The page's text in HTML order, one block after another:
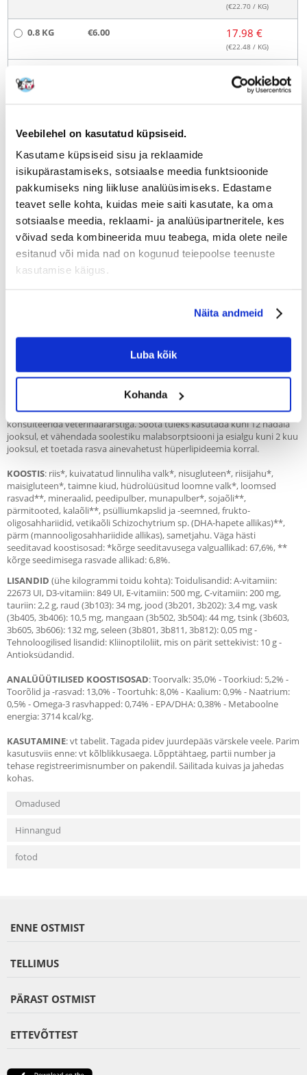
Veebilehel on kasutatud küpsiseid.
Kasutame küpsiseid sisu ja reklaamide
isikupärastamiseks, sotsiaalse meedia funktsioonide
pakkumiseks ning liikluse analüüsimiseks. Edastame
teavet selle kohta, kuidas meie saiti kasutate, ka oma
sotsiaalse meedia, reklaami- ja analüüsipartneritele, kes
võivad seda kombineerida muu teabega, mida olete neile
esitanud või mida nad on kogunud teiepoolse teenuste
kasutamise käigus.
Näita andmeid
Luba kõik
Kohanda
(€22.70 / KG)
0.8 KG €6.00 17.98 €
(€22.48 / KG)
29.73 €
(€14.87/ KG)
4 KG TASUTA KOHALETOIMETAMINE
4.8 KG TASUTA KOHALETOIMETAMINE 107.88 €
SAADAME 48 TUNNI JOOKSUL
Meie klientide fotodMeie klientide fotod
ROYAL CANIN GASTROINTESTINAL MODERATE CALORIEkuivtoit on
täisteratoit kassidele, mis on koostatud soolestiku imendumishäirete
vähendamiseks ja rasva ainevahetuse toetamiseks hüperlipideemia
korral. Kõrge seeditavusega toit, mille naatrium- ja kaaliumisisaldus on
SOOVITUSED: Enne kasutamist või pikaajalist kasutamist on soovitatav
konsulteerida veterinaararstiga. Sööta tuleks kasutada kuni 12 nädala
jooksul, et vähendada soolestiku malabsorptsiooni ja esialgu kuni 2 kuu
jooksul, et toetada rasva ainevahetust hüperlipideemia korral.
KOOSTIS: riis*, kuivatatud linnuliha valk*, nisugluteen*, riisijahu*,
maisigluteen*, taimne kiud, hüdrolüüsitud loomne valk*, loomsed
rasvad**, mineraalid, peedipulber, munapulber*, sojaõli**,
pärmitooted, kalaõli**, psülliumkapslid ja -seemned, frukto-
oligosahhariidid, vetikaõli Schizochytrium sp. (DHA-hapete allikas)**,
pärm (mannooligosahhariidide allikas), sametjahu. Väga hästi
seeditavad koostisosad: *kõrge seeditavusega valguallikad: 67,6%, **
kõrge seedimisega rasvade allikad: 6,8%.
LISANDID (ühe kilogrammi toidu kohta): Toidulisandid: A-vitamiin:
22673 UI, D3-vitamiin: 849 UI, E-vitamiin: 500 mg, C-vitamiin: 200 mg,
tauriin: 2,2 g, raud (3b103): 34 mg, jood (3b201, 3b202): 3,4 mg, vask
(3b405, 3b406): 10,5 mg, mangaan (3b502, 3b504): 44 mg, tsink (3b603,
3b605, 3b606): 132 mg, seleen (3b801, 3b811, 3b812): 0,05 mg -
Tehnoloogilised lisandid: Kliinoptiloliit, mis on pärit settekivist: 10 g -
Antioksüdandid.
ANALÜÜÜTILISED KOOSTISOSAD: Toorvalk: 35,0% - Toorkiud: 5,2% -
Toorõlid ja -rasvad: 13,0% - Toortuhk: 8,0% - Kaalium: 0,9% - Naatrium:
0,5% - Omega-3 rasvhapped: 0,74% - EPA/DHA: 0,38% - Metaboolne
energia: 3714 kcal/kg.
KASUTAMINE: vt tabelit. Tagada pidev juurdepääs värskele veele. Parim
kasutusviis enne: vt kõlblikkusaega. Lõpptähtaeg, partii number ja
tehase registreerimisnumber on pakendil. Säilitada kuivas ja jahedas
kohas.
Omadused
Hinnangud
fotod
ENNE OSTMIST
TELLIMUS
PÄRAST OSTMIST
ETTEVÕTTEST